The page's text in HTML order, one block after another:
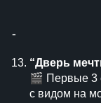
⁃
“Дверь
🎬 Первые 3
с видом на